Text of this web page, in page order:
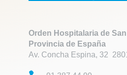
Orden Hospitalaria de
Provincia de España
Av. Concha Espina, 32